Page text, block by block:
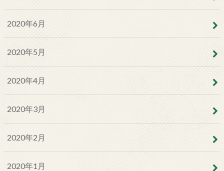
2020年6月
2020年5月
2020年4月
2020年3月
2020年2月
2020年1月